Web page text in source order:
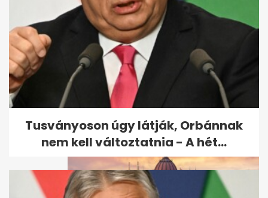
Mikor lesz új miniszterelnök
Magyarországon? Lépésről...
Tusványoson úgy látják, Orbánnak
nem kell változtatnia - A hét...